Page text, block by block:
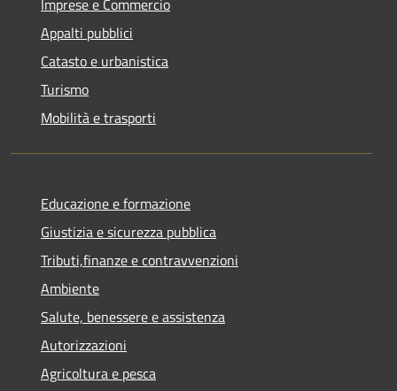
Appalti pubblici
Catasto e urbanistica
Turismo
Mobilità e trasporti
Educazione e formazione
Giustizia e sicurezza pubblica
Tributi,finanze e contravvenzioni
Ambiente
Salute, benessere e assistenza
Autorizzazioni
Agricoltura e pesca